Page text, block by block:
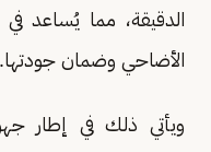
الدقيقة، مما يُساعد
الأضاحي وضمان جودتها.
ويأتي ذلك في إطار